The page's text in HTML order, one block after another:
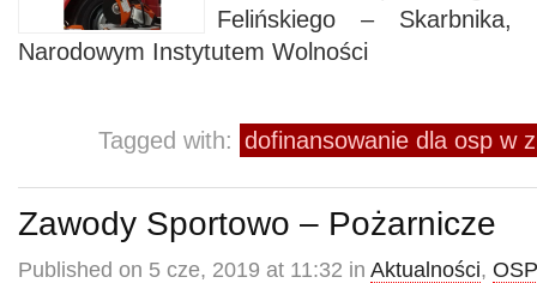
Felińskiego – Skarbnika,
Narodowym Instytutem Wolności
Tagged with: dofinansowanie dla osp w
Zawody Sportowo – Pożarnicze
Published on 5 cze, 2019 at 11:32 in Aktualności,